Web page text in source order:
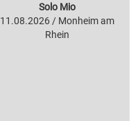
Solo Mio
11.08.2026 / Monheim am
Rhein